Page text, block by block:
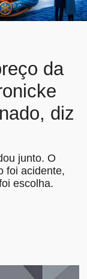
da
diz
junto. O
foi acidente,
escolha.